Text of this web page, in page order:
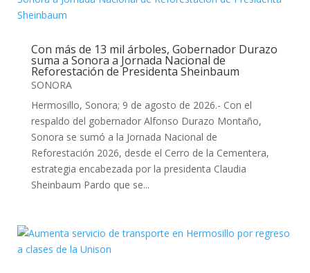
Con más de 13 mil árboles, Gobernador Durazo
suma a Sonora a Jornada Nacional de
Reforestación de Presidenta Sheinbaum
SONORA
Hermosillo, Sonora; 9 de agosto de 2026.- Con el
respaldo del gobernador Alfonso Durazo Montaño,
Sonora se sumó a la Jornada Nacional de
Reforestación 2026, desde el Cerro de la Cementera,
estrategia encabezada por la presidenta Claudia
Sheinbaum Pardo que se...